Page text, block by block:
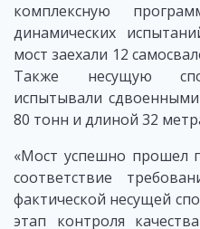
комплексную
динамических
мост заехали 12
Также несущую
испытывали
80 тонн и длиной 32
«Мост успешно прошел
соответствие
фактической несущей
этап контроля